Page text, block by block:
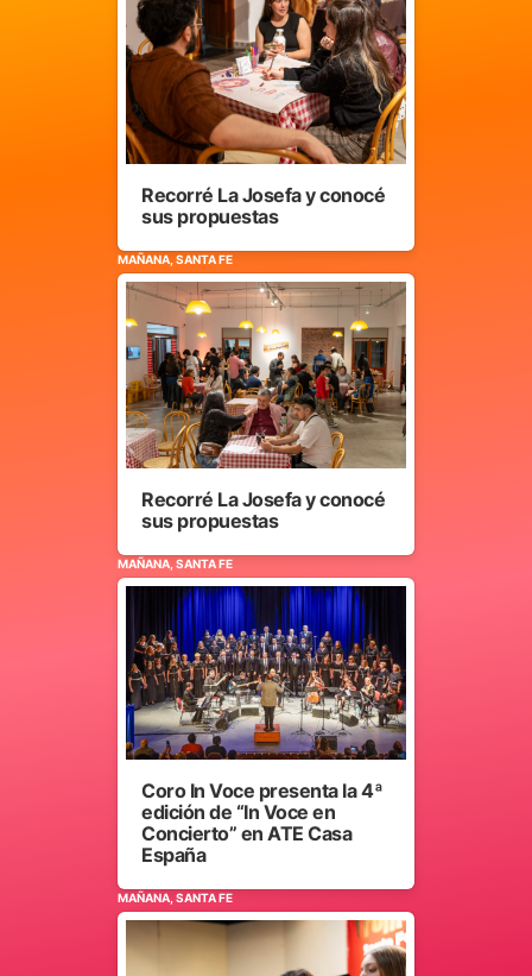
Recorré La Josefa y conocé
sus propuestas
MAÑANA, SANTA FE
Recorré La Josefa y conocé
sus propuestas
MAÑANA, SANTA FE
Coro In Voce presenta la 4ª
edición de “In Voce en
Concierto” en ATE Casa
España
MAÑANA, SANTA FE